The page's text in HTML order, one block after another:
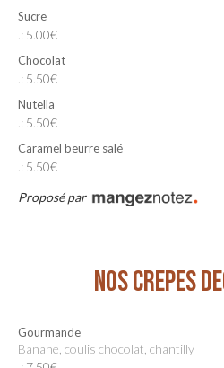
Sucre
.: 5.00€
Chocolat
.: 5.50€
Nutella
.: 5.50€
Caramel beurre salé
.: 5.50€
Proposé par
NOS CREPES
Gourmande
Banane, coulis chocolat, chantilly